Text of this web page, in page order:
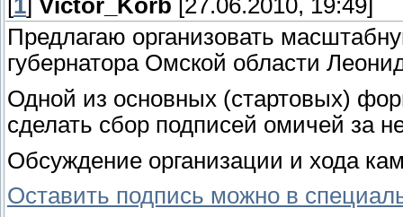
[1] Victor_Korb [27.06.2010, 19:49]
Предлагаю организовать
губернатора Омской области
Одной из основных (стартовых)
сделать сбор подписей омичей за
Обсуждение организации и хода
Оставить подпись можно в